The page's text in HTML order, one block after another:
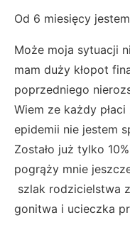
Od 6 miesięcy
Może moja sytuacji
mam duży kłopot
poprzedniego
Wiem ze każdy
epidemii nie jestem
Zostało już tylko
pogrąży mnie
szlak rodzicielstwa
gonitwa i ucieczka